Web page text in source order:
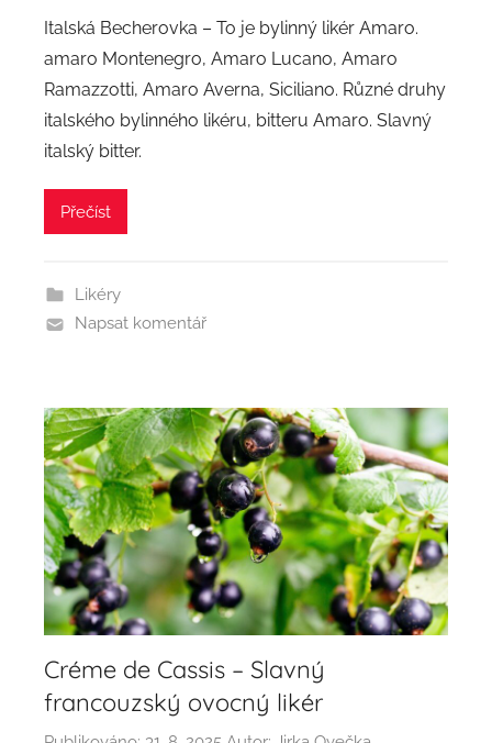
Italská Becherovka – To je bylinný likér Amaro.
amaro Montenegro, Amaro Lucano, Amaro
Ramazzotti, Amaro Averna, Siciliano. Různé druhy
italského bylinného likéru, bitteru Amaro. Slavný
italský bitter.
Přečíst
Likéry
Napsat komentář
Créme de Cassis – Slavný
francouzský ovocný likér